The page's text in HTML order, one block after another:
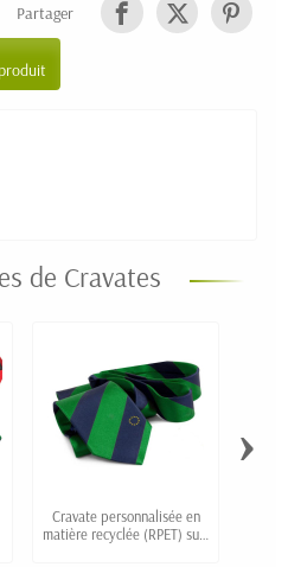
Partager
de Cravates
Cravate personnalisée en
matière recyclée (RPET) sur-
›